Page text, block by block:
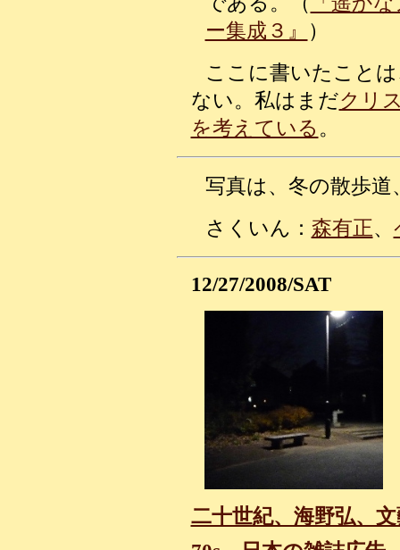
ー集成３』
）
ここに書いたこと
ない。私はまだクリ
を考えている 。
写真は、冬の散歩道
さくいん： 森有正、
12/27/2008/SAT
二十世紀、海野弘、